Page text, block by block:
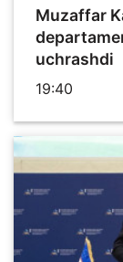
Muzaffar
uchrashdi
19:40